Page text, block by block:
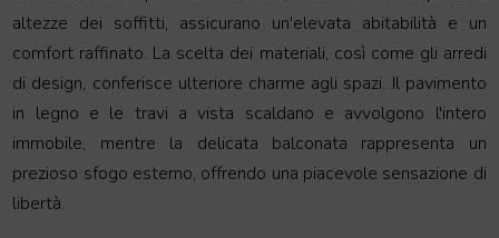
altezze dei soffitti, assicurano un'elevata abitabilità e un
comfort raffinato. La scelta dei materiali, così come gli arredi
di design, conferisce ulteriore charme agli spazi. Il pavimento
in legno e le travi a vista scaldano e avvolgono l'intero
immobile, mentre la delicata balconata rappresenta un
prezioso sfogo esterno, offrendo una piacevole sensazione di
libertà.